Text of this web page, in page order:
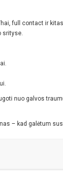
full contact ir
srityse.
nuo galvos
– kad galėtum